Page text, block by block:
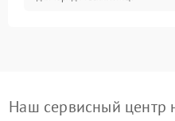
Наш сервисный центр